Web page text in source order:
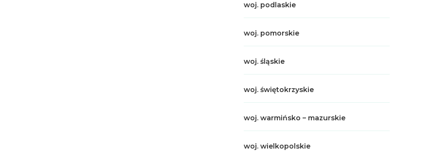
woj. podlaskie
woj. pomorskie
woj. śląskie
woj. świętokrzyskie
woj. warmińsko – mazurskie
woj. wielkopolskie